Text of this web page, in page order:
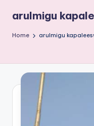
arulmigu
Home arulmigu